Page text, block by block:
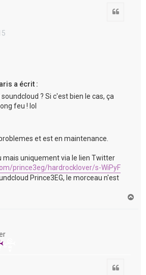
a écrit :
soundcloud ? Si c'est bien le cas, ça
feu ! lol
et est en maintenance.
mais uniquement via le lien Twitter
prince3eg/hardrocklover/s-WiPyF
Prince3EG, le morceau n'est